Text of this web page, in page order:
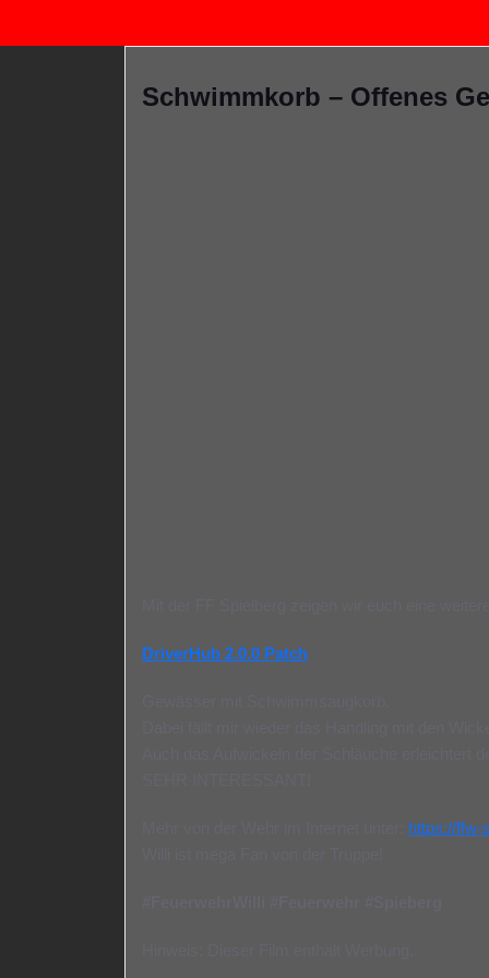
Schwimmkorb – Offenes
DriverHub 2.0.0 Patch
https://ffw-